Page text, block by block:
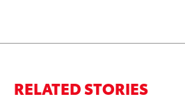
RELATED STORIES